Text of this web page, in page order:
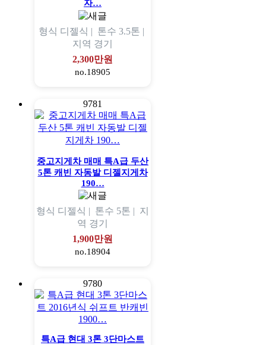
자…
형식 디젤식 | 톤수 3.5톤 |
지역 경기
2,300만원
no.18905
9781
중고지게차 매매 특A급 두산
5톤 캐빈 자동발 디젤지게차
190…
형식 디젤식 | 톤수 5톤 | 지
역 경기
1,900만원
no.18904
9780
특A급 현대 3톤 3단마스트